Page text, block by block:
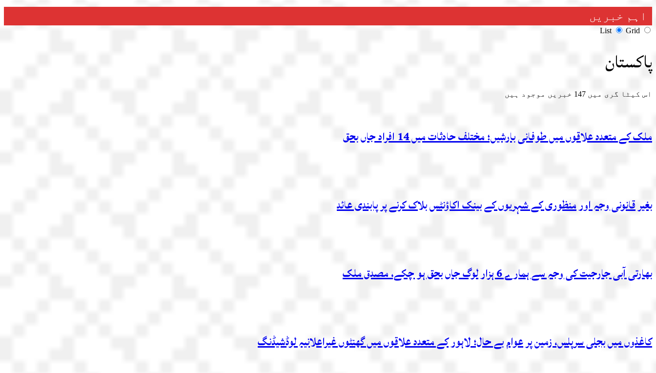
اہم خبریں
List Grid
پاکستان
اس کیٹا گری میں 147 خبریں موجود ہیں
ملک کے متعدد علاقوں میں طوفانی بارشیں؛ مختلف حادثات میں 14 افراد جاں بحق
بغیر قانونی وجہ اور منظوری کے شہریوں کے بینک اکاؤنٹس بلاک کرنے پر پابندی عائد
بھارتی آبی جارحیت کی وجہ سے ہمارے 6 ہزار لوگ جاں بحق ہو چکے، مصدق ملک
کاغذوں میں بجلی سرپلس، زمین پر عوام بے حال؛ لاہور کے متعدد علاقوں میں گھنٹوں غیراعلانیہ لوڈشیڈنگ